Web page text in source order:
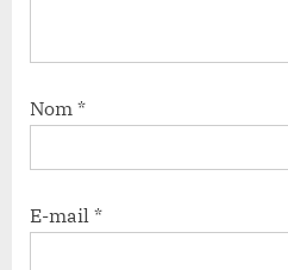
Nom *
E-mail *